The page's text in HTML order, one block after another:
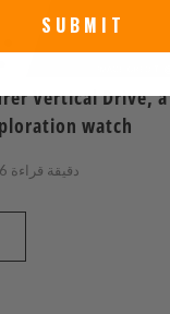
Vertical Drive,
watch
6 دقيقة قراءة
SUBMIT